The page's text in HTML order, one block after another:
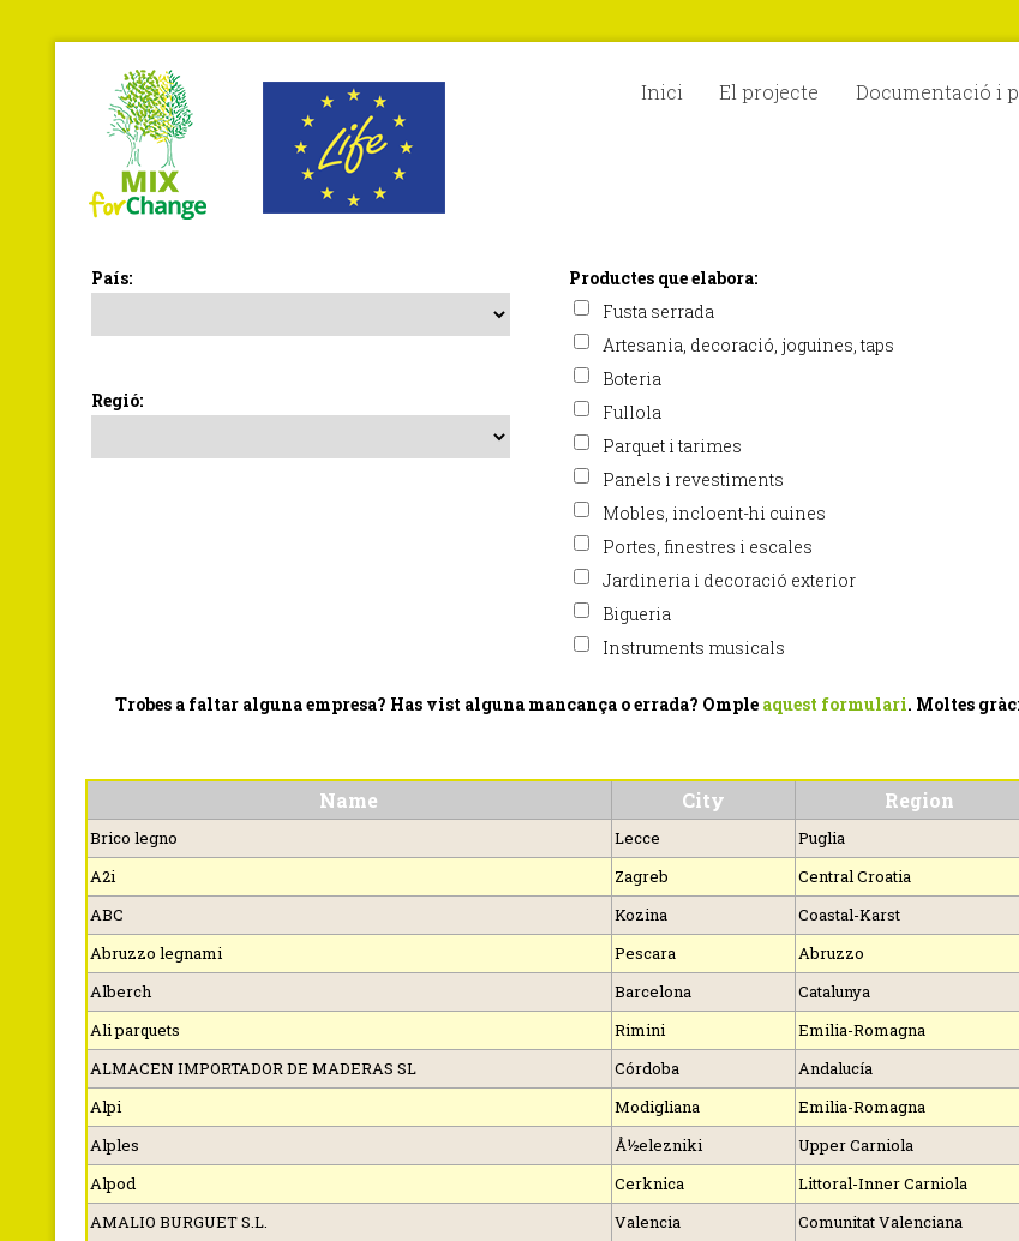
Inici El projecte Documentació i
País:
Regió:
Productes que elabora:
Fusta serrada
Artesania, decoració, joguines, taps
Boteria
Fullola
Parquet i tarimes
Panels i revestiments
Mobles, incloent-hi cuines
Portes, finestres i escales
Jardineria i decoració exterior
Bigueria
Instruments musicals
Trobes a faltar alguna empresa? Has vist alguna mancança o errada? Omple aquest formulari. Moltes
Name City Region
Brico legno Lecce Puglia
A2i
Zagreb Central Croatia
ABC
Kozina Coastal-Karst
Abruzzo legnami
Pescara Abruzzo
Alberch
Barcelona Catalunya
Ali parquets
Rimini Emilia-Romagna
ALMACEN IMPORTADOR DE MADERAS SL
Córdoba Andalucía
Alpi
Modigliana Emilia-Romagna
Alples
Å½elezniki Upper Carniola
Alpod
Cerknica Littoral-Inner Carniola
AMALIO BURGUET S.L.
Valencia Comunitat Valenciana